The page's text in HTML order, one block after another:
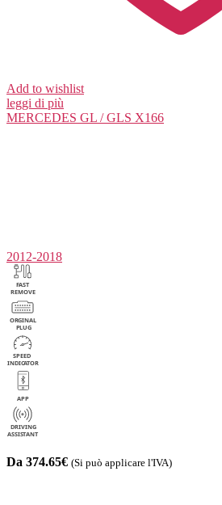
Add to wishlist
leggi di più
MERCEDES GL / GLS X166
2012-2018
Da 374.65€ (Si può applicare l'IVA)